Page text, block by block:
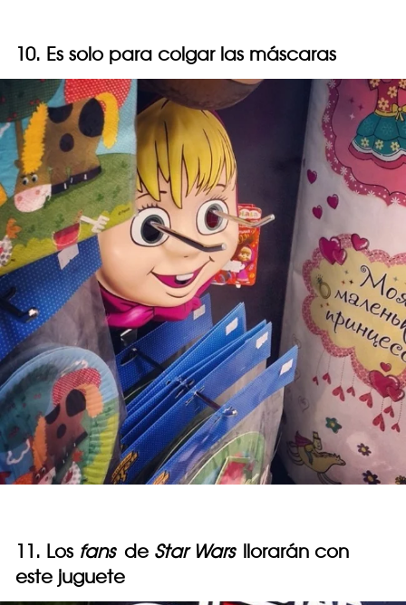
10. Es solo para colgar las máscaras
11. Los fans de Star Wars llorarán con
este juguete